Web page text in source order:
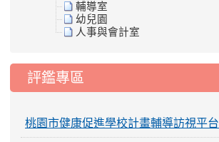
輔導室
幼兒園
人事與會計室
評鑑專區
桃園市健康促進學校計畫輔導訪視平台